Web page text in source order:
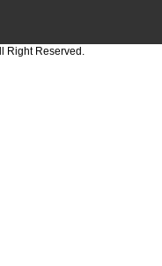
Right Reserved.